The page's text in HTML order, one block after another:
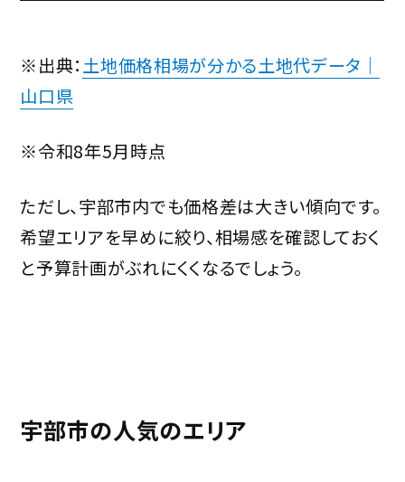
※出典：土地価格相場が分かる土地代データ｜
山口県
※令和8年5月時点
ただし、宇部市内でも価格差は大きい傾向です。
希望エリアを早めに絞り、相場感を確認しておく
と予算計画がぶれにくくなるでしょう。
宇部市の人気のエリア